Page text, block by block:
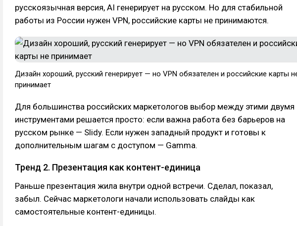
русскоязычная версия, AI генерирует на русском. Но для стабильной
работы из России нужен VPN, российские карты не принимаются.
Дизайн хороший, русский генерирует — но VPN обязателен и российские карты
принимает
Для большинства российских маркетологов выбор между этими двумя
инструментами решается просто: если важна работа без барьеров на
русском рынке — Slidy. Если нужен западный продукт и готовы к
дополнительным шагам с доступом — Gamma.
Тренд 2. Презентация как контент-единица
Раньше презентация жила внутри одной встречи. Сделал, показал,
забыл. Сейчас маркетологи начали использовать слайды как
самостоятельные контент-единицы.